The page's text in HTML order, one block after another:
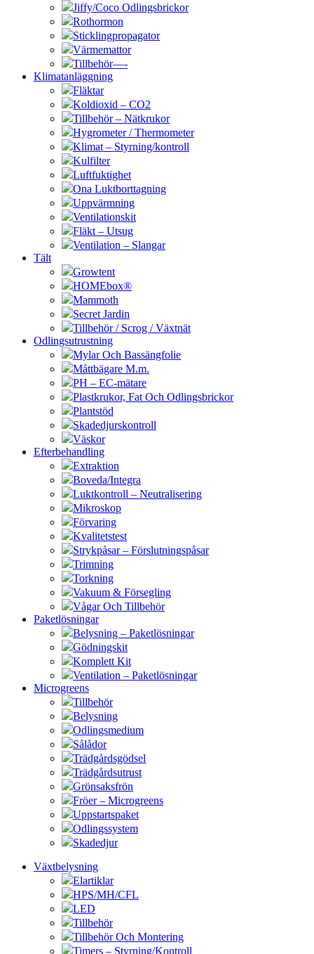
Jiffy/Coco Odlingsbrickor
Rothormon
Sticklingpropagator
Värmemattor
Tillbehör—-
Klimatanläggning
Fläktar
Koldioxid – CO2
Tillbehör – Nätkrukor
Hygrometer / Thermometer
Klimat – Styrning/kontroll
Kulfilter
Luftfuktighet
Ona Luktborttagning
Uppvärmning
Ventilationskit
Fläkt – Utsug
Ventilation – Slangar
Tält
Growtent
HOMEbox®
Mammoth
Secret Jardin
Tillbehör / Scrog / Växtnät
Odlingsutrustning
Mylar Och Bassängfolie
Måttbägare M.m.
PH – EC-mätare
Plastkrukor, Fat Och Odlingsbrickor
Plantstöd
Skadedjurskontroll
Väskor
Efterbehandling
Extraktion
Boveda/Integra
Luktkontroll – Neutralisering
Mikroskop
Förvaring
Kvalitetstest
Strykpåsar – Förslutningspåsar
Trimning
Torkning
Vakuum & Försegling
Vågar Och Tillbehör
Paketlösningar
Belysning – Paketlösningar
Gödningskit
Komplett Kit
Ventilation – Paketlösningar
Microgreens
Tillbehör
Belysning
Odlingsmedium
Sålådor
Trädgårdsgödsel
Trädgårdsutrust
Grönsaksfrön
Fröer – Microgreens
Uppstartspaket
Odlingssystem
Skadedjur
Växtbelysning
Elartiklar
HPS/MH/CFL
LED
Tillbehör
Tillbehör Och Montering
Timers – Styrning/Kontroll